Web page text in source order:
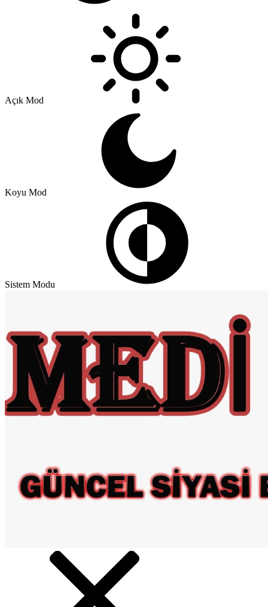
Açık Mod
Koyu Mod
Sistem Modu